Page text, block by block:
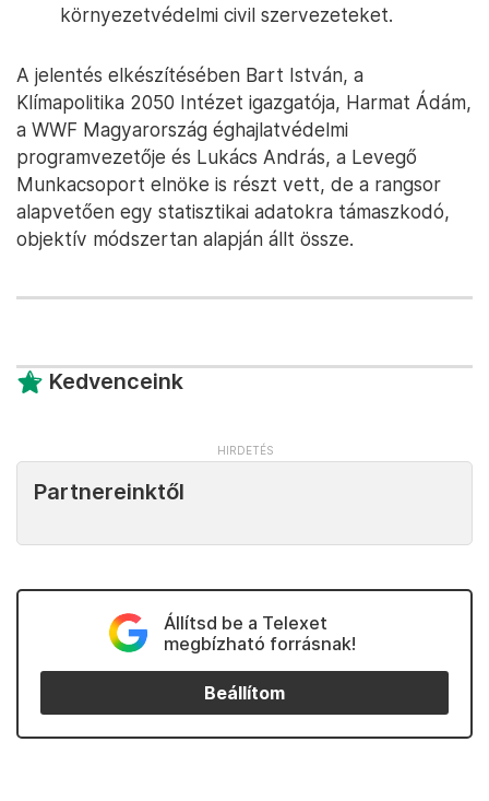
környezetvédelmi civil szervezeteket.
A jelentés elkészítésében Bart István, a
Klímapolitika 2050 Intézet igazgatója, Harmat Ádám,
a WWF Magyarország éghajlatvédelmi
programvezetője és Lukács András, a Levegő
Munkacsoport elnöke is részt vett, de a rangsor
alapvetően egy statisztikai adatokra támaszkodó,
objektív módszertan alapján állt össze.
Kedvenceink
Partnereinktől
Állítsd be a Telexet
megbízható forrásnak!
Beállítom